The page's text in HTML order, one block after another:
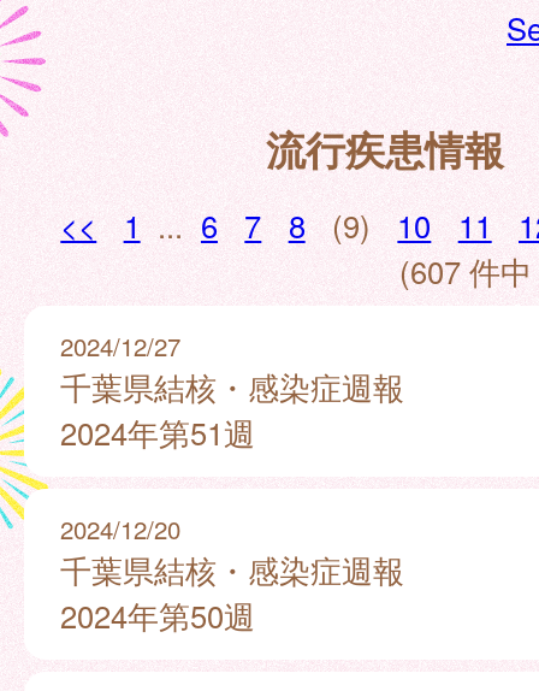
流行疾患情報
<< 1 ... 6 7 8 (9) 10 11
(607 件
2024/12/27
千葉県結核・感染症週報
2024年第51週
2024/12/20
千葉県結核・感染症週報
2024年第50週